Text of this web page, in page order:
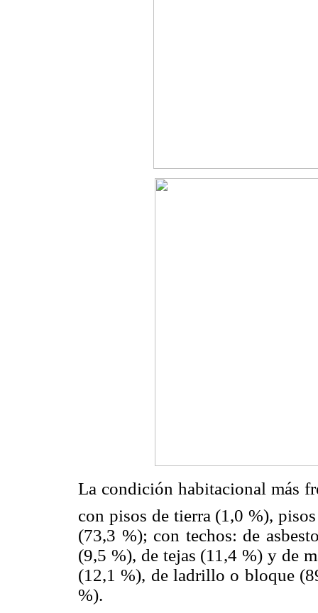
La condición habitacional más
con pisos de tierra (1,0 %),
(73,3 %); con techos: de
(9,5 %), de tejas (11,4 %) y de
(12,1 %), de ladrillo o bloque
%).